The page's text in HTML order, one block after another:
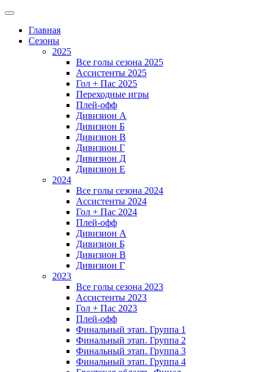
Главная
Сезоны
2025
Все голы сезона 2025
Ассистенты 2025
Гол + Пас 2025
Переходные игры
Плей-офф
Дивизион A
Дивизион Б
Дивизион В
Дивизион Г
Дивизион Д
Дивизион Е
2024
Все голы сезона 2024
Ассистенты 2024
Гол + Пас 2024
Плей-офф
Дивизион A
Дивизион Б
Дивизион В
Дивизион Г
2023
Все голы сезона 2023
Ассистенты 2023
Гол + Пас 2023
Плей-офф
Финальный этап. Группа 1
Финальный этап. Группа 2
Финальный этап. Группа 3
Финальный этап. Группа 4